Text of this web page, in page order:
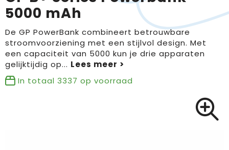
Werkkleding
Sport
Tassen
Bloemen, planten en bomen
B&C
Gildan
Clique
Printer
5000 mAh
De GP PowerBank combineert betrouwbare
stroomvoorziening met een stijlvol design. Met
een capaciteit van 5000 kun je drie apparaten
gelijktijdig op...
In totaal 3337 op voorraad